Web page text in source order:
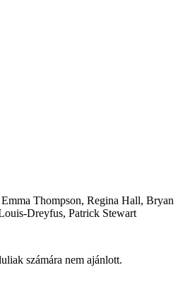
Thompson, Regina Hall, Bryan
Dreyfus, Patrick Stewart
számára nem ajánlott.